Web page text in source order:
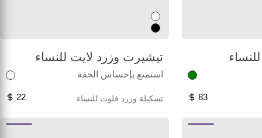
83
تيشيرت وزرد لايت للنساء
استمتع بإحساس الخفة
تشكيلة وزرد فلوت للنساء 22